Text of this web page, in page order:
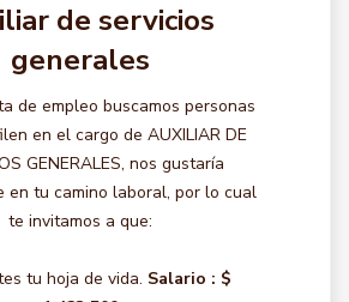
de servicios
generales
de empleo buscamos personas
en el cargo de AUXILIAR DE
GENERALES, nos gustaría
en tu camino laboral, por lo cual
te invitamos a que:
tu hoja de vida. Salario : $